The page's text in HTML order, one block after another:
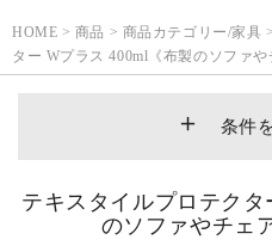
HOME > 商品 > 商品カテゴリー/家具
ター Wプラス 400ml《布製のソファや
条件
テキスタイルプロテク
のソファやチェ